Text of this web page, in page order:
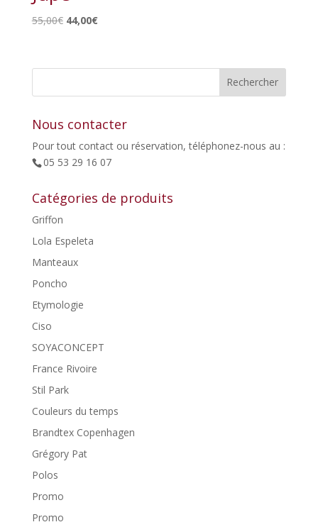
55,00€ Le
était :
44,00€Le
est :
Nous contacter
Pour tout contact ou réservation, téléphonez-nous au :
05 53 29 16 07
Catégories de produits
Griffon
Lola Espeleta
Manteaux
Poncho
Etymologie
Ciso
SOYACONCEPT
France Rivoire
Stil Park
Couleurs du temps
Brandtex Copenhagen
Grégory Pat
Polos
Promo
Promo